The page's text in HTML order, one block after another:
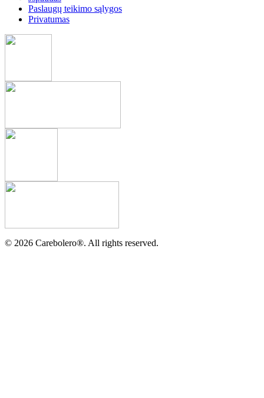
Paslaugų teikimo sąlygos
Privatumas
© 2026 Carebolero®. All rights reserved.